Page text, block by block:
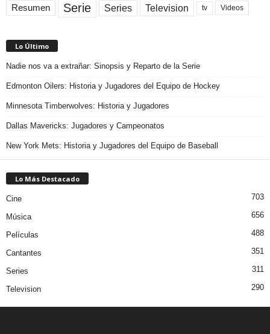
Resumen Serie Series Television tv Videos
Lo Último
Nadie nos va a extrañar: Sinopsis y Reparto de la Serie
Edmonton Oilers: Historia y Jugadores del Equipo de Hockey
Minnesota Timberwolves: Historia y Jugadores
Dallas Mavericks: Jugadores y Campeonatos
New York Mets: Historia y Jugadores del Equipo de Baseball
Lo Más Destacado
Cine 703
Música 656
Películas 488
Cantantes 351
Series 311
Television 290